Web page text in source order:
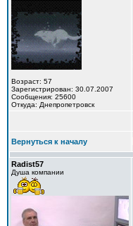
Возраст: 57
Зарегистрирован: 30.07.2007
Сообщения: 25600
Откуда: Днепропетровск
Вернуться к началу
Radist57
Душа компании